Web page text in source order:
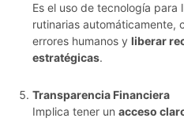
Es el uso de tecnología
rutinarias automáticamente,
errores humanos y liberar
estratégicas.
Transparencia Financiera
Implica tener un acceso